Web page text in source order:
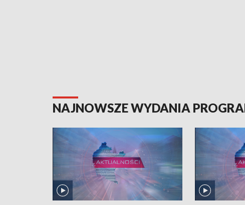
NAJNOWSZE WYDANIA